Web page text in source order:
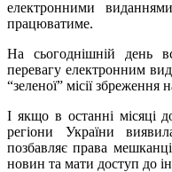
електронними
працюватиме.
На сьогоднішній день
перевагу електронним
“зеленої” місії збреження
І якщо в останні місяці
регіони України
позбавляє права
новин та мати доступ до